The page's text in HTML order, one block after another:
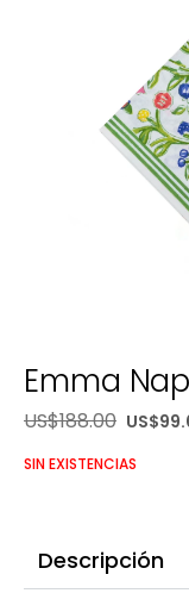
Emma
US$188.00 US$
SIN EXISTENCIAS
Descripción